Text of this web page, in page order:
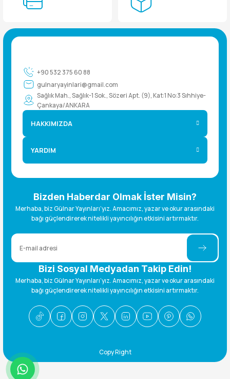
+90 532 375 60 88
gulnaryayinlari@gmail.com
Sağlık Mah., Sağlık-1 Sok., Sözeri Apt. (9), Kat:1 No:3 Sıhhiye-
Çankaya/ANKARA
HAKKIMIZDA
YARDIM
Bizden Haberdar Olmak İster Misin?
Merhaba, biz Gülnar Yayınları’yız. Amacımız, yazar ve okur arasındaki
bağı güçlendirerek nitelikli yayıncılığın etkisini artırmaktır.
Bizi Sosyal Medyadan Takip Edin!
Merhaba, biz Gülnar Yayınları’yız. Amacımız, yazar ve okur arasındaki
bağı güçlendirerek nitelikli yayıncılığın etkisini artırmaktır.
Copy Right